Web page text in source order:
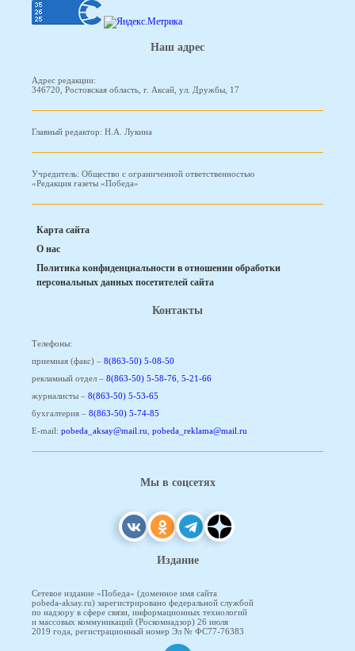
Наш адрес
Адрес редакции:
346720, Ростовская область, г. Аксай, ул. Дружбы, 17
Главный редактор: Н.А. Лукина
Учредитель: Общество с ограниченной ответственностью
«Редакция газеты «Победа»
Карта сайта
О нас
Политика конфиденциальности в отношении обработки
персональных данных посетителей сайта
Контакты
Телефоны:
приемная (факс) – 8(863-50) 5-08-50
рекламный отдел – 8(863-50) 5-58-76, 5-21-66
журналисты – 8(863-50) 5-53-65
бухгалтерия – 8(863-50) 5-74-85
E-mail: pobeda_aksay@mail.ru, pobeda_reklama@mail.ru
Мы в соцсетях
Издание
Сетевое издание «Победа» (доменное имя сайта
pobeda-aksay.ru) зарегистрировано федеральной службой
по надзору в сфере связи, информационных технологий
и массовых коммуникаций (Роскомнадзор) 26 июля
2019 года, регистрационный номер Эл № ФС77-76383